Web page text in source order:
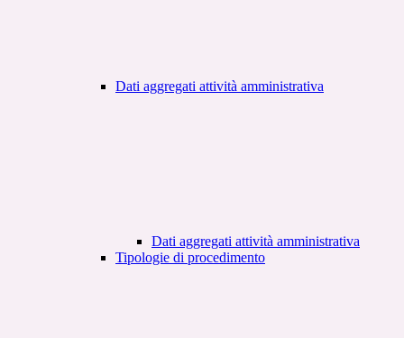
Dati aggregati attività amministrativa
Dati aggregati attività amministrativa
Tipologie di procedimento